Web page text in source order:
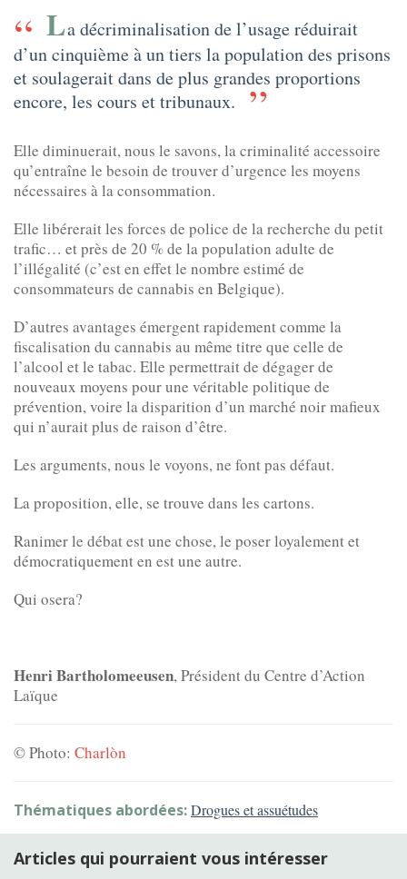
La décriminalisation de l’usage réduirait
d’un cinquième à un tiers la population des prisons
et soulagerait dans de plus grandes proportions
encore, les cours et tribunaux.
Elle diminuerait, nous le savons, la criminalité accessoire
qu’entraîne le besoin de trouver d’urgence les moyens
nécessaires à la consommation.
Elle libérerait les forces de police de la recherche du petit
trafic… et près de 20 % de la population adulte de
l’illégalité (c’est en effet le nombre estimé de
consommateurs de cannabis en Belgique).
D’autres avantages émergent rapidement comme la
fiscalisation du cannabis au même titre que celle de
l’alcool et le tabac. Elle permettrait de dégager de
nouveaux moyens pour une véritable politique de
prévention, voire la disparition d’un marché noir mafieux
qui n’aurait plus de raison d’être.
Les arguments, nous le voyons, ne font pas défaut.
La proposition, elle, se trouve dans les cartons.
Ranimer le débat est une chose, le poser loyalement et
démocratiquement en est une autre.
Qui osera?
Henri Bartholomeeusen, Président du Centre d’Action
Laïque
© Photo: Charlòn
Thématiques abordées:Drogues et assuétudes
Articles qui pourraient vous intéresser